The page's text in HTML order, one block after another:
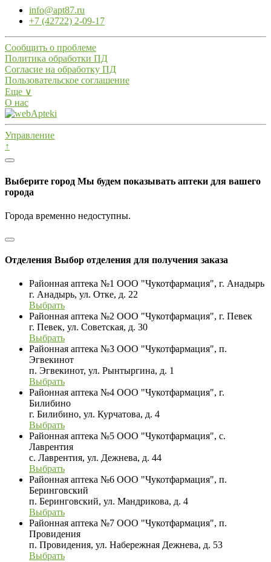
info@apt87.ru
+7 (42722) 2-09-17
Сообщить о проблеме
Политика обработки ПД
Согласие на обработку ПД
Пользовательское соглашение
Еще ∨
О нас
Управление
↑
Выберите город Мы будем показывать аптеки для вашего
города
Города временно недоступны.
Отделения Выбор отделения для получения заказа
Районная аптека №1 ООО "Чукотфармация", г. Анадырь
г. Анадырь, ул. Отке, д. 22
Выбрать
Районная аптека №2 ООО "Чукотфармация", г. Певек
г. Певек, ул. Советская, д. 30
Выбрать
Районная аптека №3 ООО "Чукотфармация", п.
Эгвекинот
п. Эгвекинот, ул. Рынтыргина, д. 1
Выбрать
Районная аптека №4 ООО "Чукотфармация", г.
Билибино
г. Билибино, ул. Курчатова, д. 4
Выбрать
Районная аптека №5 ООО "Чукотфармация", с.
Лаврентия
с. Лаврентия, ул. Дежнева, д. 44
Выбрать
Районная аптека №6 ООО "Чукотфармация", п.
Беринговский
п. Беринговский, ул. Мандрикова, д. 4
Выбрать
Районная аптека №7 ООО "Чукотфармация", п.
Провидения
п. Провидения, ул. Набережная Дежнева, д. 53
Выбрать